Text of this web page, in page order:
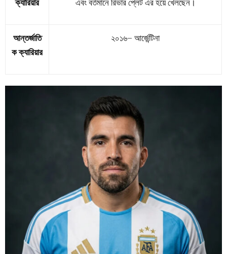
ক্যারিয়ার
এবং বর্তমানে রিভার প্লেট এর হয়ে খেলছেন।
আন্তর্জাতি
ক ক্যারিয়ার
২০১৬– আর্জেন্টিনা